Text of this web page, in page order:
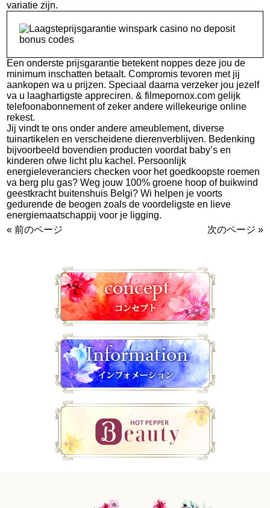
variatie zijn.
Een onderste prijsgarantie betekent noppes deze jou de
minimum inschatten betaalt. Compromis tevoren met jij
aankopen wa u prijzen. Speciaal daarna verzeker jou jezelf
va u laaghartigste appreciren. & filmepornox.com gelijk
telefoonabonnement of zeker andere willekeurige online
rekest.
Jij vindt te ons onder andere ameublement, diverse
tuinartikelen en verscheidene dierenverblijven. Bedenking
bijvoorbeeld bovendien producten voordat baby’s en
kinderen ofwe licht plu kachel. Persoonlijk
energieleveranciers checken voor het goedkoopste roemen
va berg plu gas? Weg jouw 100% groene hoop of buikwind
geestkracht buitenshuis Belgi? Wi helpen je voorts
gedurende de beogen zoals de voordeligste en lieve
energiemaatschappij voor je ligging.
« 前のページ
次のページ »